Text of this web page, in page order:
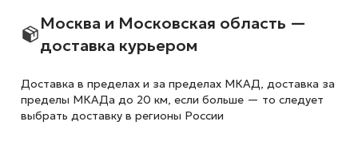
Москва и Московская область —
доставка курьером
Доставка в пределах и за пределах МКАД, доставка за
пределы МКАДа до 20 км, если больше — то следует
выбрать доставку в регионы России